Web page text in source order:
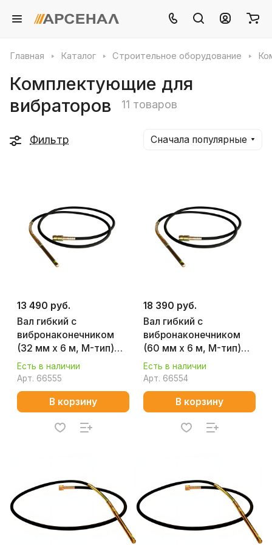
Главная Каталог Строительное оборудование
Комплектующие для
вибраторов
11 товаров
Фильтр Сначала популярные
13 490 руб.
Вал гибкий с
вибронаконечником
(32 мм х 6 м, M-тип)
CHAMPION C1703
Есть в наличии
Арт. 66555
В корзину
18 390 руб.
Вал гибкий с
вибронаконечником
(60 мм х 6 м, M-тип)
CHAMPION C1701
Есть в наличии
Арт. 66554
В корзину